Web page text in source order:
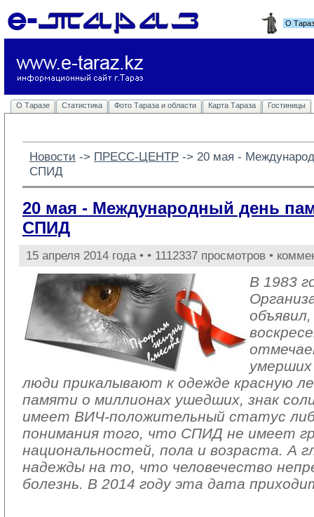
О
О Таразе Статистика Фото Тараза и области Карта Тараза Гостиницы
Новости -> ПРЕСС-ЦЕНТР -> 20 мая -
СПИД
20 мая - Международный день
СПИД
15 апреля 2014 года • • 1112337 просмотров •
В 1983
люди прикалывают к одежде красную
памяти о миллионах ушедших, знак
имеет ВИЧ-положительный статус
понимания того, что СПИД не имеет
национальностей, пола и возраста. А
надежды на то, что человечество
болезнь. В 2014 году эта дата